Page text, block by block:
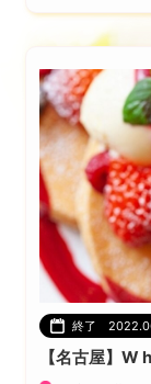
終了
【名古屋】